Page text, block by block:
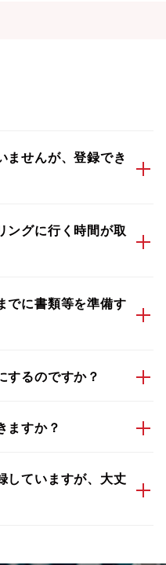
ませんが、登録でき
ングに行く時間が取
でに書類等を準備す
するのですか？
ますか？
していますが、大丈